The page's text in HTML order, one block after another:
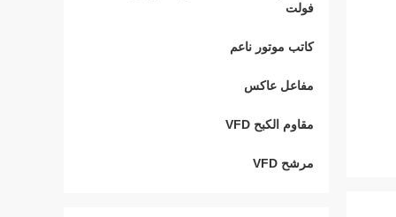
فولت
كاتب موتور ناعم
مفاعل عاكس
مقاوم الكبح VFD
مرشح VFD